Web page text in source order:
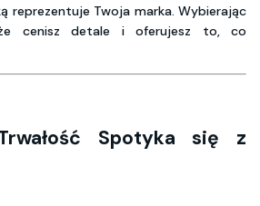
reprezentuje Twoja marka. Wybierając
że cenisz detale i oferujesz to, co
Spotyka się z